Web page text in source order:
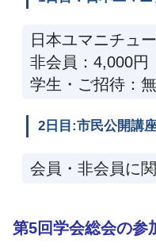
日本ユマニチュ
非会員：4,000円
学生・ご招待：
2日目:市民公開講
会員・非会員に
第5回学会総会の参